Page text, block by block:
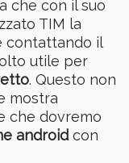
che con il suo
TIM la
contattando il
utile per
. Questo non
mostra
che dovremo
androidcon